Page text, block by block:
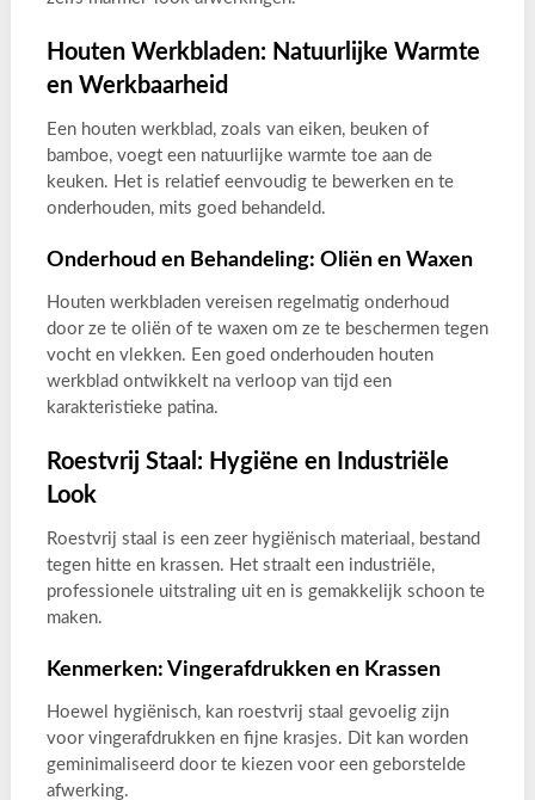
Houten Werkbladen: Natuurlijke Warmte
en Werkbaarheid
Een houten werkblad, zoals van eiken, beuken of
bamboe, voegt een natuurlijke warmte toe aan de
keuken. Het is relatief eenvoudig te bewerken en te
onderhouden, mits goed behandeld.
Onderhoud en Behandeling: Oliën en Waxen
Houten werkbladen vereisen regelmatig onderhoud
door ze te oliën of te waxen om ze te beschermen tegen
vocht en vlekken. Een goed onderhouden houten
werkblad ontwikkelt na verloop van tijd een
karakteristieke patina.
Roestvrij Staal: Hygiëne en Industriële
Look
Roestvrij staal is een zeer hygiënisch materiaal, bestand
tegen hitte en krassen. Het straalt een industriële,
professionele uitstraling uit en is gemakkelijk schoon te
maken.
Kenmerken: Vingerafdrukken en Krassen
Hoewel hygiënisch, kan roestvrij staal gevoelig zijn
voor vingerafdrukken en fijne krasjes. Dit kan worden
geminimaliseerd door te kiezen voor een geborstelde
afwerking.